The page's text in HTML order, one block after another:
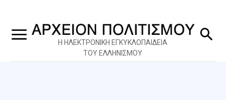
Η ΗΛΕΚΤΡΟΝΙΚΗ ΕΓΚΥΚΛΟΠΑΙΔΕΙΑ
ΤΟΥ ΕΛΛΗΝΙΣΜΟΥ